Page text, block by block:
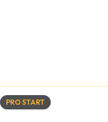
PRO START